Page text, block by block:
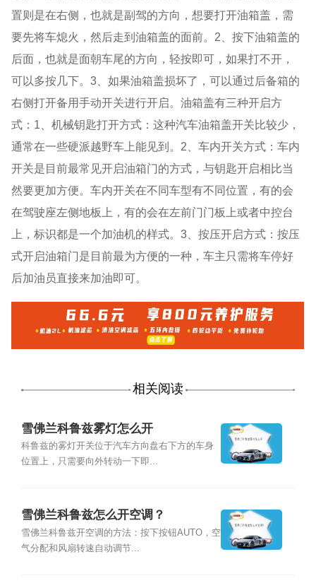
置则是在右侧，也就是副驾的方向，想要打开油箱盖，需
要先将车熄火，然后走到油箱盖的面前。2、按下油箱盖的
后面，也就是面朝车尾的方向，轻按即可，如果打不开，
可以多按几下。3、如果油箱盖损坏了，可以通过后备箱的
右侧打开备用手动开关进行开启。油箱盖有三种开启方
式：1、机械钥匙打开方式：这种汽车油箱盖开关比较少，
通常在一些硬派越野车上能见到。2、车内开关方式：车内
开关是目前最常见开启油箱门的方式，与钥匙开启相比当
然要更加方便。车内开关在不同车型有不同位置，有的会
在驾驶座左侧地板上，有的会在左前门门板上或者中控台
上，标识都是一个加油机的样式。3、按压开启方式：按压
式开启油箱门是目前最为方便的一种，车主只需将车停好
后加油员直接来加油即可。
相关阅读
雪佛兰科鲁兹雾灯怎么开
科鲁兹的雾灯开关位于汽车方向盘右下方的车身
位置上，只需要向外转动一下即...
雪佛兰科鲁兹怎么开空调？
雪佛兰科鲁兹开空调的方法：按下按钮AUTO，空
气分配和风扇转速自动调节...